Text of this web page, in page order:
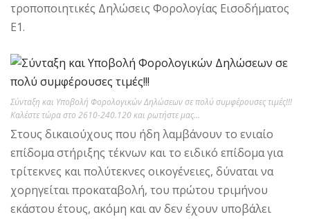
τροποποιητικές Δηλώσεις Φορολογίας Εισοδήματος
Ε1.
Σύνταξη και Υποβολή Φορολογικών Δηλώσεων σε πολύ συμφέρουσες τιμές!!!
Καλέστε τώρα στο 2610-240.120 και ρωτήστε μας…
Στους δικαιούχους που ήδη λαμβάνουν το ενιαίο
επίδομα στήριξης τέκνων και το ειδικό επίδομα για
τρίτεκνες και πολύτεκνες οικογένειες, δύναται να
χορηγείται προκαταβολή, του πρώτου τριμήνου
εκάστου έτους, ακόμη και αν δεν έχουν υποβάλει